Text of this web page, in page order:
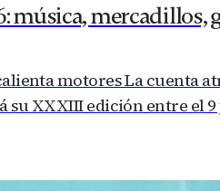
música,
motores La cuenta
su XXXIII edición entre el